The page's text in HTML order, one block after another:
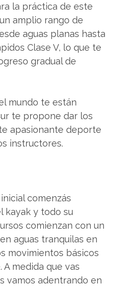
la práctica de este
amplio rango de
aguas planas hasta
Clase V, lo que te
gradual de
mundo te están
te propone dar los
apasionante deporte
instructores.
comenzás
kayak y todo su
comienzan con un
aguas tranquilas en
movimientos básicos
medida que vas
vamos adentrando en